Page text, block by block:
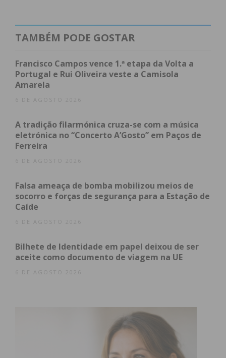
Índice
Material Apreendido
Subscreva a newsletter do Imediato
Material Apreendido
seguinte material:
Uma arma de fogo
Um carregadore 17 munições;
Um x-ato.
Procedimentos Judiciais
O detido foi constituído arguido e o caso seguiu
Tribunal Judicial de Paredes
arma (LUPA) é um crime previsto e punido pela Lei
TAMBÉM PODE GOSTAR
Francisco Campos vence 1.ª etapa da Volta a
Portugal e Rui Oliveira veste a Camisola
Amarela
6 DE AGOSTO 2026
A tradição filarmónica cruza-se com a música
eletrónica no “Concerto A’Gosto” em Paços de
Ferreira
6 DE AGOSTO 2026
Falsa ameaça de bomba mobilizou meios de
socorro e forças de segurança para a Estação de
Caíde
6 DE AGOSTO 2026
Bilhete de Identidade em papel deixou de ser
aceite como documento de viagem na UE
6 DE AGOSTO 2026